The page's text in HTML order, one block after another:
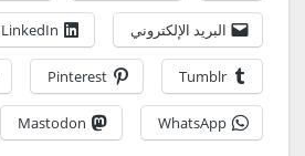
البريد الإلكتروني LinkedIn
Tumblr
Pinterest
WhatsApp
Mastodon